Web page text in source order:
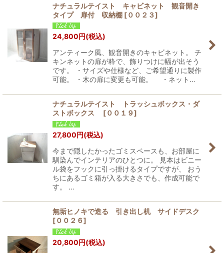
ナチュラルテイスト キャビネット 観音開き
タイプ 扉付 収納棚 [００２３]
24,800円(税込)
アンティーク風、観音開きのキャビネット。 チ
キンネットの扉が粋で、飾りつけに幅が出そう
です。 ・サイズや仕様など、ご希望通りに製作
可能。 ・木の扉に変更も可能。 ・ネット…
ナチュラルテイスト トラッシュボックス・ダ
ストボックス
[００１９]
27,800円(税込)
今まで隠したかったゴミスペースも、お部屋に
馴染んでインテリアのひとつに。 見本はビニー
ル袋をフックに引っ掛けるタイプですが、 おう
ちにあるゴミ箱が入る大きさでも、作成可能で
す。 …
無垢ヒノキで造る 引き出し机 サイドデスク
[００２６]
20,800円(税込)